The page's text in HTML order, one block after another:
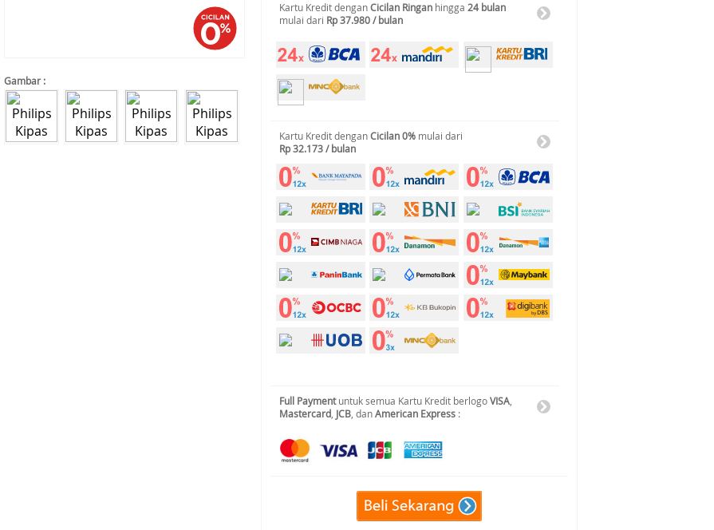
Gambar :
Kartu Kredit denganCicilan Ringan hingga 24 bulan
mulai dari Rp 37.980 / bulan
Kartu Kredit denganCicilan 0% mulai dari
Rp 32.173 / bulan
Full Paymentuntuk semua Kartu Kredit berlogoVISA
Mastercard JCB , danAmerican Express :